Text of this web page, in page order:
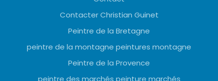
Contacter Christian Guinet
Peintre de la Bretagne
peintre de la montagne peintures montagne
Peintre de la Provence